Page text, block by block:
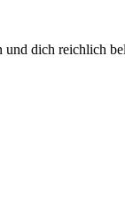
und dich reichlich